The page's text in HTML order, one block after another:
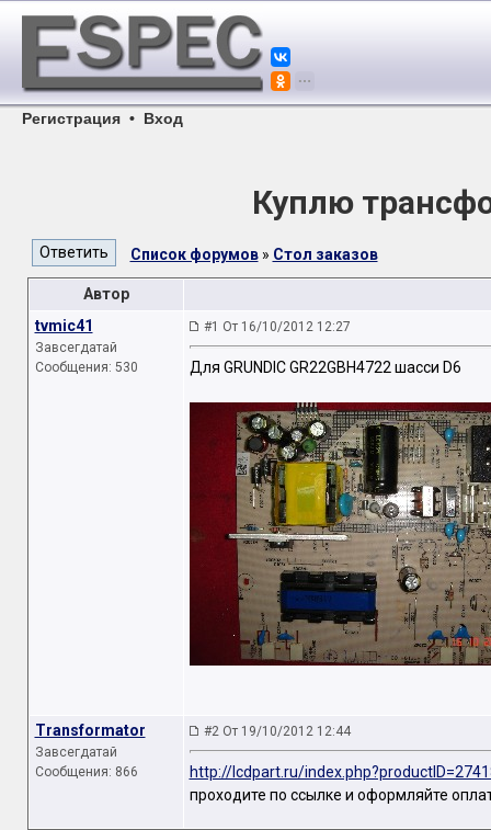
Регистрация • Вход
Куплю
Список форумов» Стол заказов
Автор
tvmic41
Завсегдатай
Сообщения: 530
#1 От 16/10/2012 12:27
Для GRUNDIC GR22GBH4722 шасси D6
Transformator
Завсегдатай
Сообщения: 866
#2 От 19/10/2012 12:44
http://lcdpart.ru/
проходите по ссылке и оформляйте